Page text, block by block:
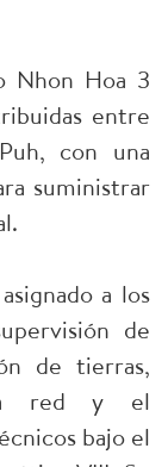
Nhon Hoa 3
entre
con una
suministrar
a los
de
de tierras,
red y el
bajo el